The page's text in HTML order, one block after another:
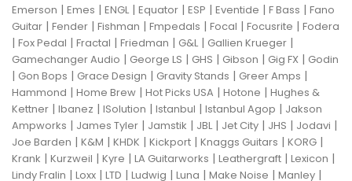
Emerson | Emes | ENGL| Equator | ESP | Eventide | F Bass | Fano
Guitar | Fender | Fishman | Fmpedals | Focal | Focusrite | Fodera
| Fox Pedal | Fractal | Friedman | G&L| Gallien Krueger |
Gamechanger Audio | George LS | GHS | Gibson | Gig FX | Godin
| Gon Bops | Grace Design | Gravity Stands | Greer Amps |
Hammond | Home Brew | Hot Picks USA | Hotone | Hughes &
Kettner | Ibanez | ISolution | Istanbul | Istanbul Agop | Jakson
Ampworks | James Tyler | Jamstik | JBL| Jet City | JHS | Jodavi |
Joe Barden | K&M | KHDK | Kickport | Knaggs Guitars | KORG |
Krank | Kurzweil | Kyre | LA Guitarworks | Leathergraft | Lexicon |
Lindy Fralin | Loxx | LTD | Ludwig | Luna | Make Noise | Manley |